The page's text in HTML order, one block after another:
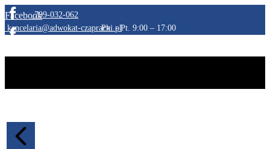
Facebook​799-032-062
​kancelaria@adwokat-czapracki.pl​Pn. - Pt. 9:00 – 17:00